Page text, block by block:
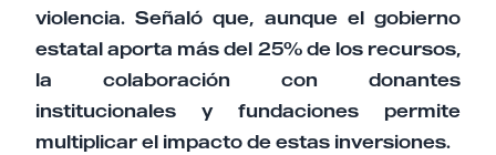
violencia. Señaló que, aunque el gobierno
estatal aporta más del 25% de los recursos,
la colaboración con donantes
institucionales y fundaciones permite
multiplicar el impacto de estas inversiones.​